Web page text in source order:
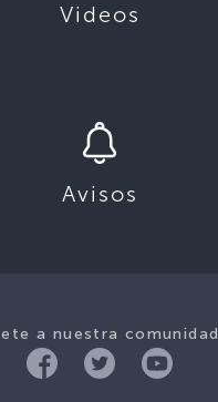
Videos
Avisos
a nuestra comunidad